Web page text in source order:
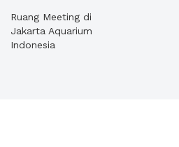
Ruang Meeting di
Jakarta Aquarium
Indonesia